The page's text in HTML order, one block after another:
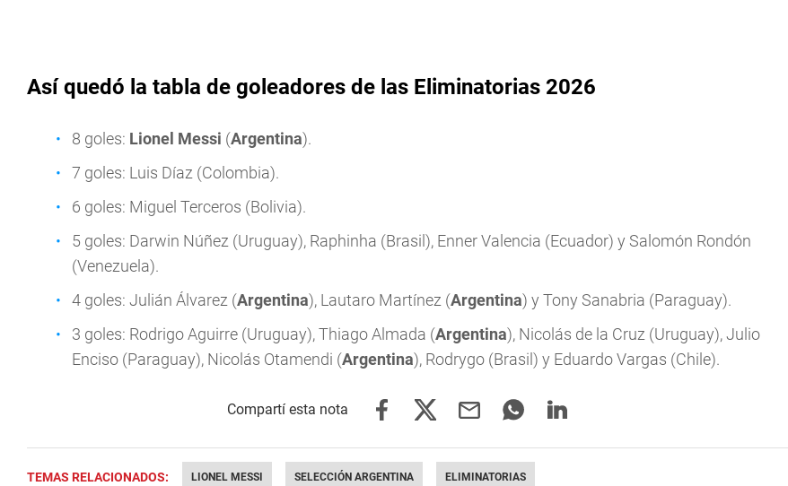
Así quedó la tabla de goleadores de las Eliminatorias 2026
8 goles: Lionel Messi (Argentina).
7 goles: Luis Díaz (Colombia).
6 goles: Miguel Terceros (Bolivia).
5 goles: Darwin Núñez (Uruguay), Raphinha (Brasil), Enner Valencia (Ecuador) y Salomón Rondón
(Venezuela).
4 goles: Julián Álvarez (Argentina), Lautaro Martínez (Argentina) y Tony Sanabria (Paraguay).
3 goles: Rodrigo Aguirre (Uruguay), Thiago Almada (Argentina), Nicolás de la Cruz (Uruguay), Julio
Enciso (Paraguay), Nicolás Otamendi (Argentina), Rodrygo (Brasil) y Eduardo Vargas (Chile).
TEMAS RELACIONADOS: LIONEL MESSI SELECCIÓN ARGENTINA ELIMINATORIAS